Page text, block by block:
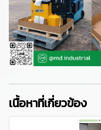
เนื้อหาที่เกี่ยวข้อง